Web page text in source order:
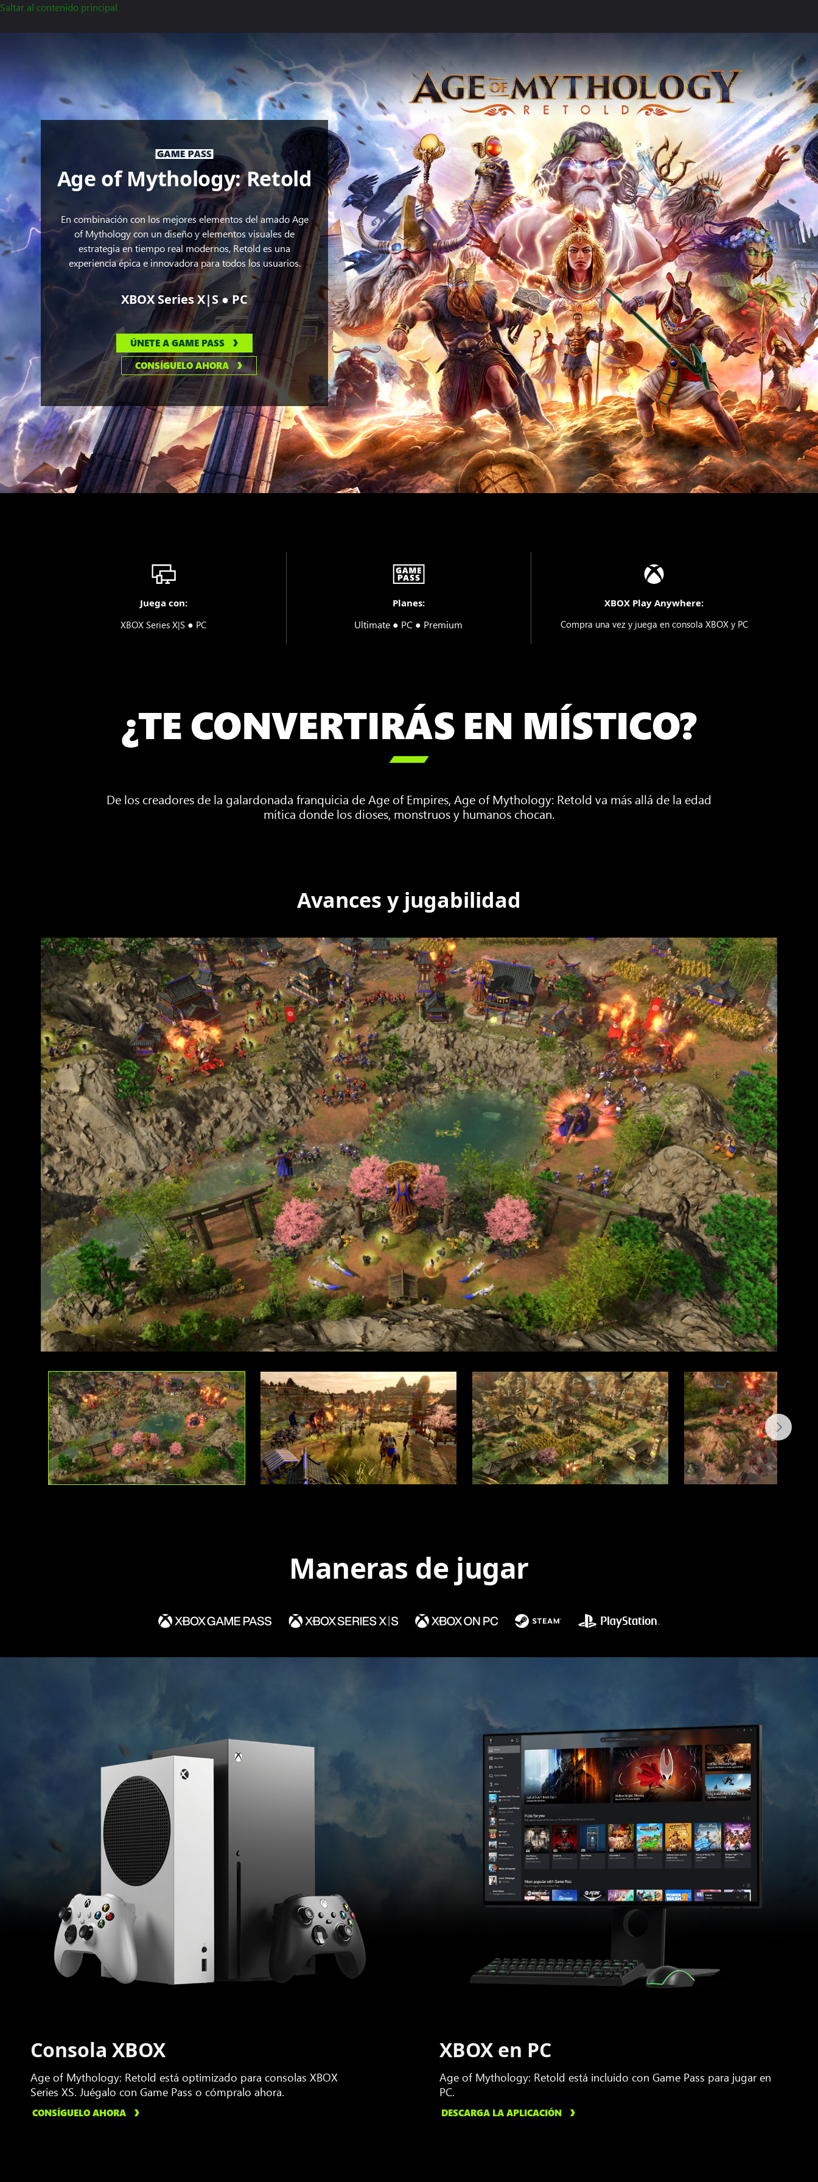
Saltar al contenido principal
Age of Mythology: Retold
En combinación con los mejores elementos del amado Age
of Mythology con un diseño y elementos visuales de
estrategia en tiempo real modernos, Retold es una
experiencia épica e innovadora para todos los usuarios.
XBOX Series X|S●PC
ÚNETE A GAME PASS
CONSÍGUELO AHORA
Juega con:
XBOX Series X|S ● PC
Planes:
Ultimate ● PC ● Premium
XBOX Play Anywhere:
Compra una vez y juega en consola XBOX y PC
¿TE CONVERTIRÁS EN MÍSTICO?

De los creadores de la galardonada franquicia de Age of Empires, Age of Mythology: Retold va más allá de la edad
mítica donde los dioses, monstruos y humanos chocan.
Avances y jugabilidad
Maneras de jugar
Consola XBOX
Age of Mythology: Retold está optimizado para consolas XBOX
Series XS. Juégalo con Game Pass o cómpralo ahora.
CONSÍGUELO AHORA
XBOX en PC
Age of Mythology: Retold está incluido con Game Pass para jugar en
PC.
DESCARGA LA APLICACIÓN